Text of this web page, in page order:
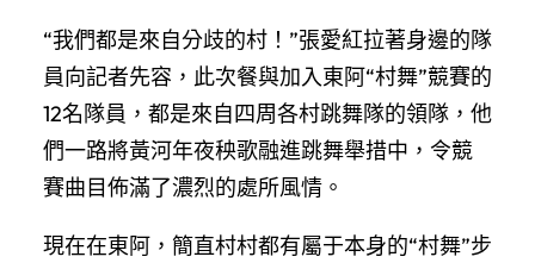
“我們都是來自分歧的村！”張愛紅拉著身邊的隊
員向記者先容，此次餐與加入東阿“村舞”競賽的
12名隊員，都是來自四周各村跳舞隊的領隊，他
們一路將黃河年夜秧歌融進跳舞舉措中，令競
賽曲目佈滿了濃烈的處所風情。
現在在東阿，簡直村村都有屬于本身的“村舞”步